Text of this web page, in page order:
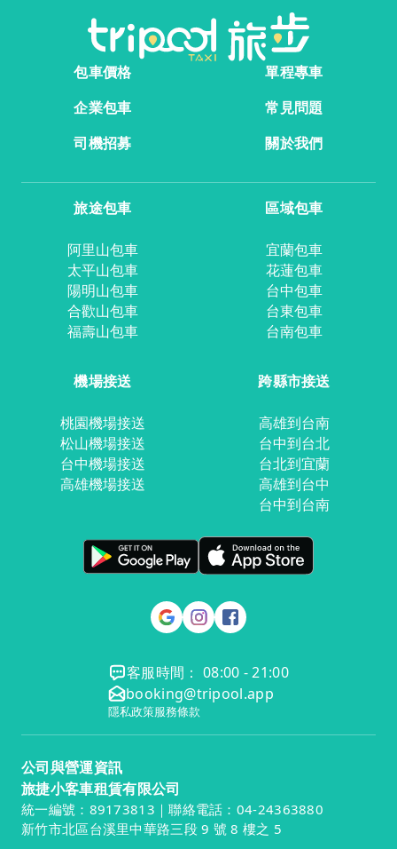
包車價格
單程專車
企業包車
常見問題
司機招募
關於我們
旅途包車
阿里山包車
太平山包車
陽明山包車
合歡山包車
福壽山包車
區域包車
宜蘭包車
花蓮包車
台中包車
台東包車
台南包車
機場接送
桃園機場接送
松山機場接送
台中機場接送
高雄機場接送
跨縣市接送
高雄到台南
台中到台北
台北到宜蘭
高雄到台中
台中到台南
客服時間： 08:00 - 21:00
booking@tripool.app
隱私政策服務條款
公司與營運資訊
旅捷小客車租賃有限公司
統一編號：89173813｜聯絡電話：04-24363880
新竹市北區台溪里中華路三段 9 號 8 樓之 5